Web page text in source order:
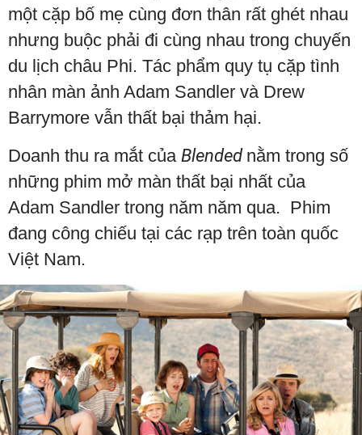
một cặp bố mẹ cùng đơn thân rất ghét nhau
nhưng buộc phải đi cùng nhau trong chuyến
du lịch châu Phi. Tác phẩm quy tụ cặp tình
nhân màn ảnh Adam Sandler và Drew
Barrymore vẫn thất bại thảm hại.
Doanh thu ra mắt của Blended nằm trong số
những phim mở màn thất bại nhất của
Adam Sandler trong năm năm qua. Phim
đang công chiếu tại các rạp trên toàn quốc
Việt Nam.